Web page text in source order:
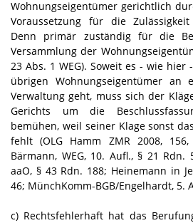
Wohnungseigentümer gerichtlich
Voraussetzung für die
Denn primär zuständig für die
Versammlung der
23 Abs. 1 WEG). Soweit es - wie
übrigen Wohnungseigentümer an
Verwaltung geht, muss sich der
Gerichts um die
bemühen, weil seiner Klage sonst
fehlt (OLG Hamm ZMR 2008,
Bärmann, WEG, 10. Aufl., § 21
aaO, § 43 Rdn. 188; Heinemann in
46; MünchKomm-BGB/Engelhardt, 5.
c) Rechtsfehlerhaft hat das